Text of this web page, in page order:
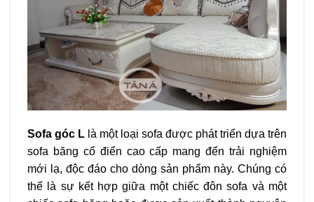
Sofa góc L là một loại sofa được phát triển dựa trên
sofa băng cổ điển cao cấp mang đến trải nghiệm
mới lạ, độc đáo cho dòng sản phẩm này. Chúng có
thể là sự kết hợp giữa một chiếc đôn sofa và một